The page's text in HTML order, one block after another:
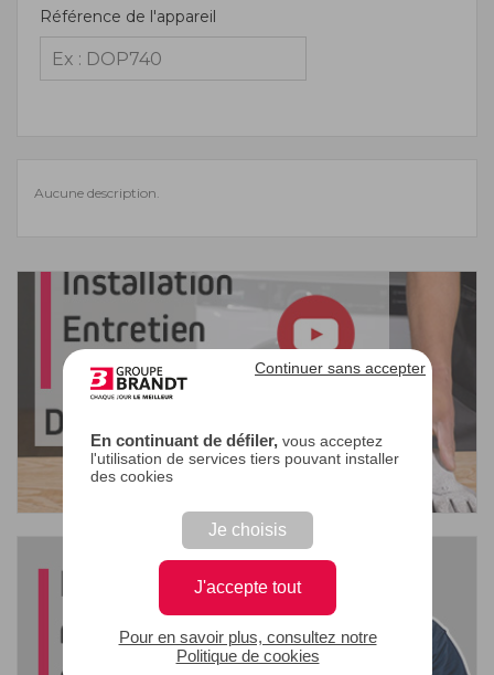
En continuant de défiler,vous acceptez
l'utilisation de services tiers pouvant installer
des cookies
Je choisis
J'accepte tout
Continuer sans accepter
Pour en savoir plus, consultez notre
Politique de cookies
Référence de l'appareil
Aucune description.